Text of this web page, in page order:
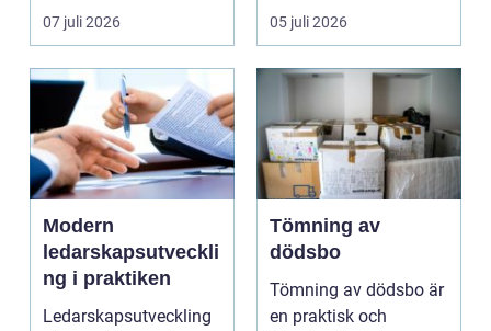
värme och avlopp ...
07 juli 2026
Utbudet är stor...
05 juli 2026
Modern
ledarskapsutveckli
ng i praktiken
Ledarskapsutveckling
Tömning av
dödsbo
Tömning av dödsbo är
en praktisk och